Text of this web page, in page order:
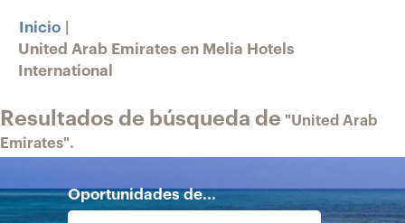
Inicio
United Arab Emirates en Melia Hotels
International
Resultados de búsqueda de "United Arab
Emirates".
Oportunidades de...